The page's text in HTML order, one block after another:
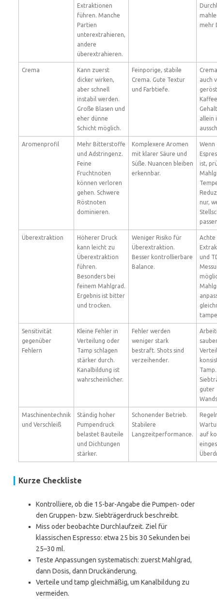
Extraktionen
führen. Manche
Partien
unterextrahieren,
andere
überextrahieren.
mehr
Crema
Kann zuerst
dicker wirken,
aber schnell
instabil werden.
Große Blasen und
eher dünne
Schicht möglich.
Feinporige, stabile
Crema. Gute Textur
und Farbtiefe.
auch
allein
Aromenprofil
Mehr Bitterstoffe
und Adstringenz.
Feine
Fruchtnoten
können verloren
gehen. Schwere
Röstnoten
dominieren.
Komplexere Aromen
mit klarer Säure und
Süße. Nuancen bleiben
erkennbar.
Wenn
ist,
nur,
Überextraktion
Höherer Druck
kann leicht zu
Überextraktion
führen.
Besonders bei
feinem Mahlgrad.
Ergebnis ist bitter
und trocken.
Weniger Risiko für
Überextraktion.
Besser kontrollierbare
Balance.
Achte
und
Sensitivität
gegenüber
Fehlern
Kleine Fehler in
Verteilung oder
Tamp schlagen
stärker durch.
Kanalbildung ist
wahrscheinlicher.
Fehler werden
weniger stark
bestraft. Shots sind
verzeihender.
guter
Maschinentechnik
und Verschleiß
Ständig hoher
Pumpendruck
belastet Bauteile
und Dichtungen
stärker.
Schonender Betrieb.
Stabilere
Langzeitperformance.
auf
Kurze Checkliste
Kontrolliere, ob die 15-bar-Angabe die Pumpen- oder
den Gruppen- bzw. Siebträgerdruck beschreibt.
Miss oder beobachte Durchlaufzeit. Ziel für
klassischen Espresso: etwa 25 bis 30 Sekunden bei
25–30 ml.
Teste Anpassungen systematisch: zuerst Mahlgrad,
dann Dosis, dann Druckänderung.
Verteile und tamp gleichmäßig, um Kanalbildung zu
vermeiden.